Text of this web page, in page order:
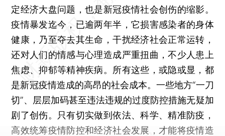
定经济大盘问题，也是新冠疫情社会创伤的缩影。
疫情暴发迄今，已逾两年半，它损害感染者的身体
健康，乃至夺去其生命，干扰经济社会正常运转，
还对人们的情感与心理造成严重扭曲，不少人患上
焦虑、抑郁等精神疾病。所有这些，或隐或显，都
是新冠疫情造成的高昂的社会成本。一些地方“一刀
切”、层层加码甚至违法违规的过度防控措施无疑加
剧了创伤。只有切实做到依法、科学、精准防疫，
高效统筹疫情防控和经济社会发展，才能将疫情造